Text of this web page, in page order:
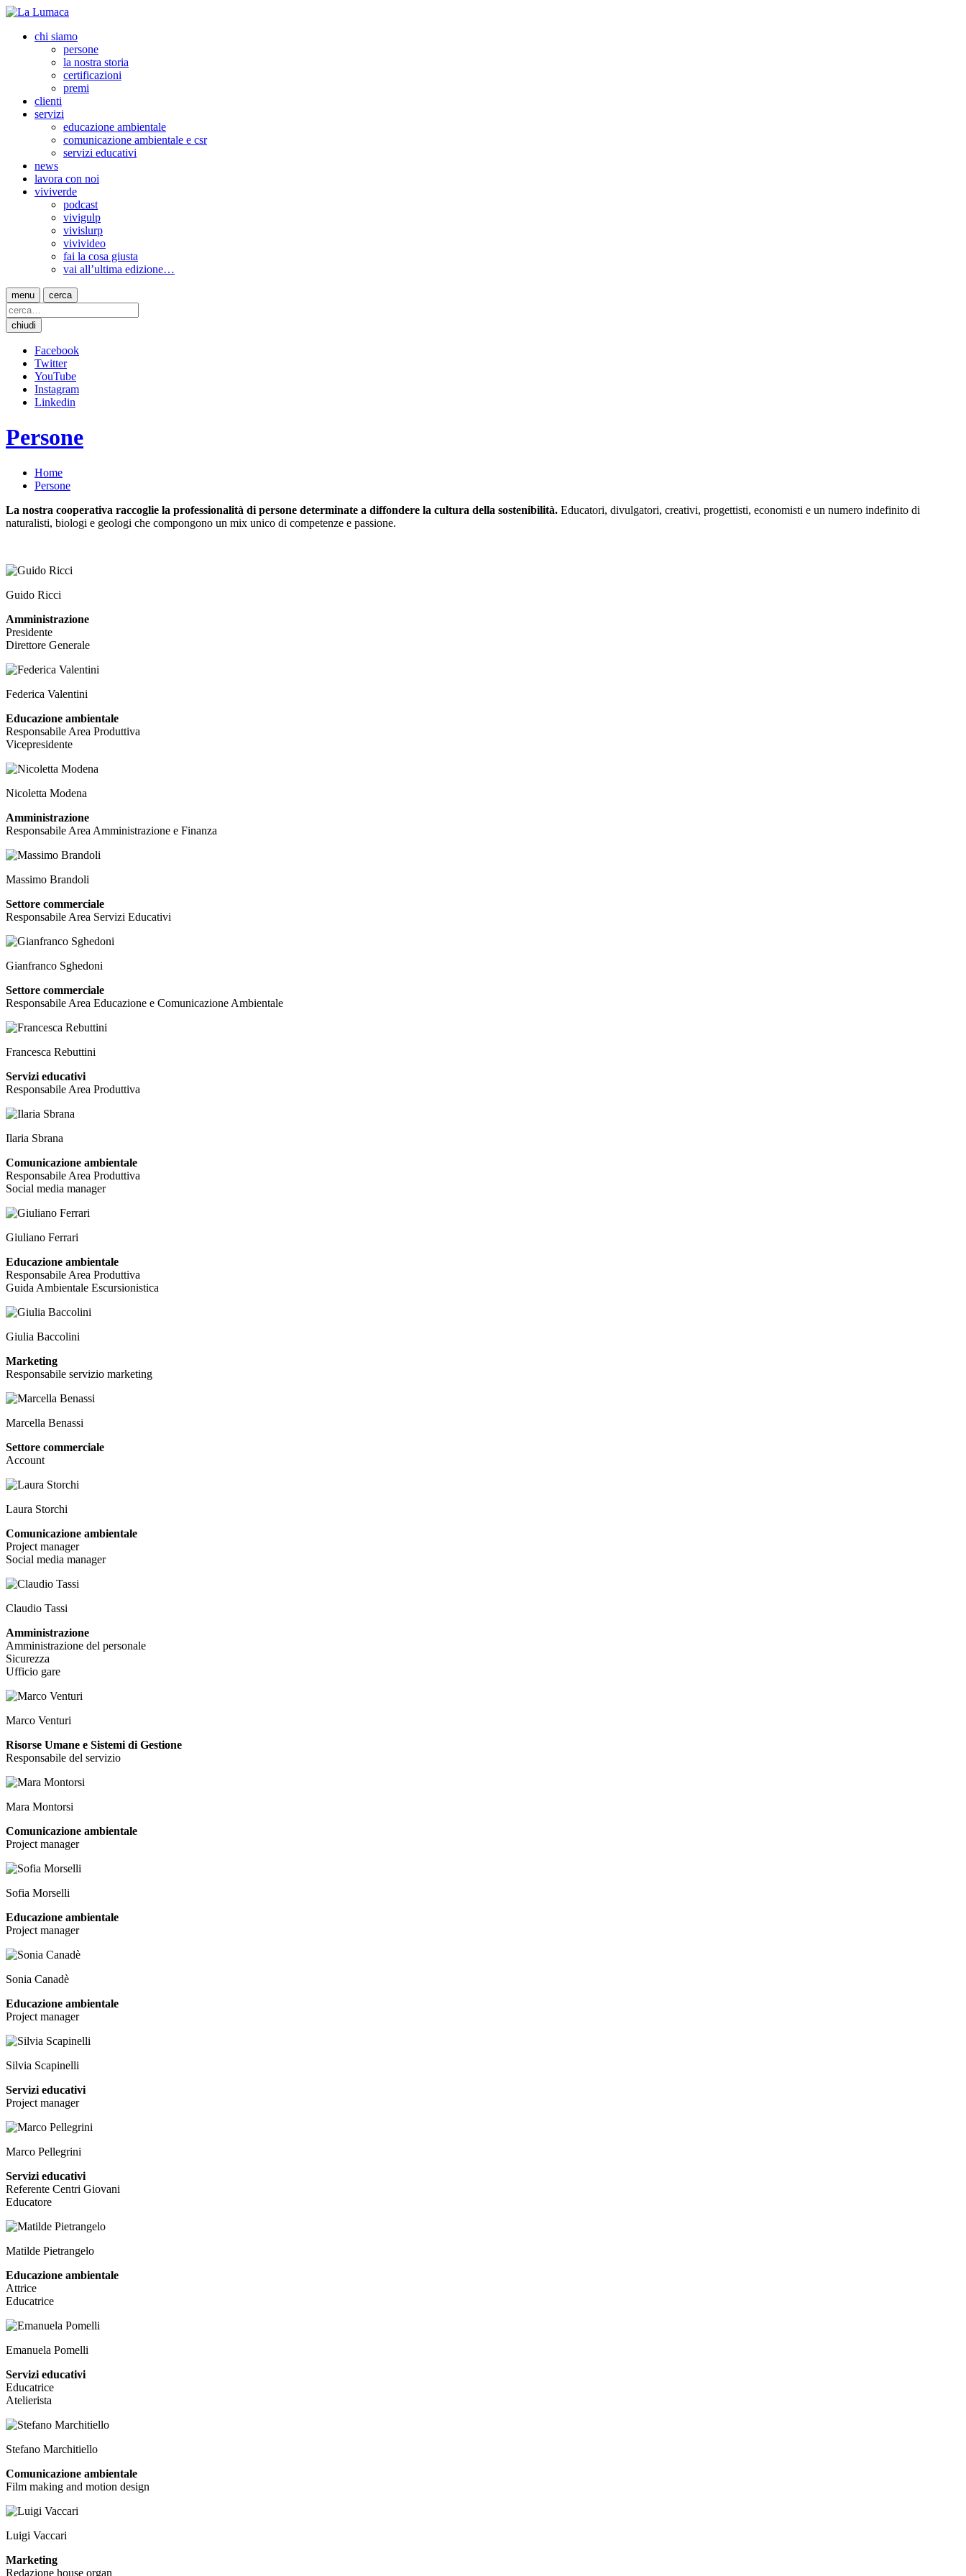
chi siamo
persone
la nostra storia
certificazioni
premi
clienti
servizi
educazione ambientale
comunicazione ambientale e csr
servizi educativi
news
lavora con noi
viviverde
podcast
vivigulp
vivislurp
vivivideo
fai la cosa giusta
vai all’ultima edizione…
menu cerca
chiudi
Facebook
Twitter
YouTube
Instagram
Linkedin
Persone
Home
Persone
La nostra cooperativa raccoglie la professionalità di persone determinate a diffondere la cultura della sostenibilità. Educatori, divulgatori, creativi, progettisti, economisti e un numero indefinito di
naturalisti, biologi e geologi che compongono un mix unico di competenze e passione.
Guido Ricci
Amministrazione
Presidente
Direttore Generale
Federica Valentini
Educazione ambientale
Responsabile Area Produttiva
Vicepresidente
Nicoletta Modena
Amministrazione
Responsabile Area Amministrazione e Finanza
Massimo Brandoli
Settore commerciale
Responsabile Area Servizi Educativi
Gianfranco Sghedoni
Settore commerciale
Responsabile Area Educazione e Comunicazione Ambientale
Francesca Rebuttini
Servizi educativi
Responsabile Area Produttiva
Ilaria Sbrana
Comunicazione ambientale
Responsabile Area Produttiva
Social media manager
Giuliano Ferrari
Educazione ambientale
Responsabile Area Produttiva
Guida Ambientale Escursionistica
Giulia Baccolini
Marketing
Responsabile servizio marketing
Marcella Benassi
Settore commerciale
Account
Laura Storchi
Comunicazione ambientale
Project manager
Social media manager
Claudio Tassi
Amministrazione
Amministrazione del personale
Sicurezza
Ufficio gare
Marco Venturi
Risorse Umane e Sistemi di Gestione
Responsabile del servizio
Mara Montorsi
Comunicazione ambientale
Project manager
Sofia Morselli
Educazione ambientale
Project manager
Sonia Canadè
Educazione ambientale
Project manager
Silvia Scapinelli
Servizi educativi
Project manager
Marco Pellegrini
Servizi educativi
Referente Centri Giovani
Educatore
Matilde Pietrangelo
Educazione ambientale
Attrice
Educatrice
Emanuela Pomelli
Servizi educativi
Educatrice
Atelierista
Stefano Marchitiello
Comunicazione ambientale
Film making and motion design
Luigi Vaccari
Marketing
Redazione house organ